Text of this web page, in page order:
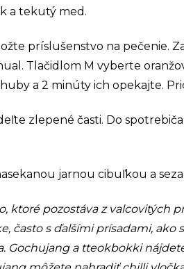
a tekutý med.
príslušenstvo na pečenie.
Tlačidlom M vyberte
a 2 minúty ich opekajte.
zlepené časti. Do
jarnou cibuľkou a
ktoré pozostáva z valcovitých
často s ďalšími prísadami, ako
Gochujang a tteokbokki